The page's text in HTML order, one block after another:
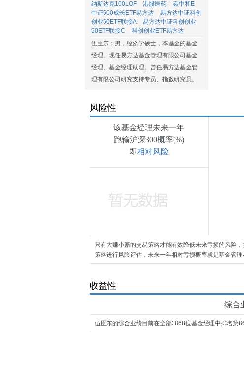
纳斯达克100LOF
港股医药
碳中和E
中证500成长ETF易方达
易方达中证科创
创业50ETF联接A
易方达中证科创创业
50ETF联接C
科创创业ETF易方达
伍臣东：男，经济学硕士，本基金的基金
经理。现任易方达基金管理有限公司基金
经理、基金经理助理。曾任易方达基金管
理有限公司研究支持专员、指数研究员。
风险性
该基金经理未来一年
跑输沪深300概率(%)
即相对风险
只有大赚小赔的交易策略才能有效降低未来亏损的风险
策略进行风险评估，未来一年相对亏损概率就是基金管
收益性
综合
伍臣东的综合业绩目前在全部3868位基金经理中排名第